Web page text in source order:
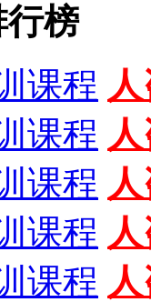
榜
课程
课程
课程
课程
课程